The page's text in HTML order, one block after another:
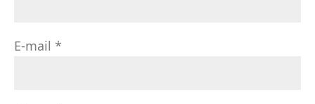
E-mail *